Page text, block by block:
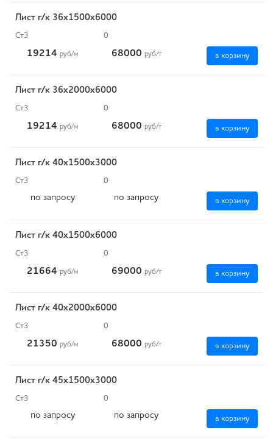
Лист г/к 36х1500х6000
Ст3 0
19214 руб/м 68000 руб/т в корзину
Лист г/к 36х2000х6000
Ст3 0
19214 руб/м 68000 руб/т в корзину
Лист г/к 40х1500х3000
Ст3 0
по запросу по запросу в корзину
Лист г/к 40х1500х6000
Ст3 0
21664 руб/м 69000 руб/т в корзину
Лист г/к 40х2000х6000
Ст3 0
21350 руб/м 68000 руб/т в корзину
Лист г/к 45х1500х3000
Ст3 0
по запросу по запросу в корзину